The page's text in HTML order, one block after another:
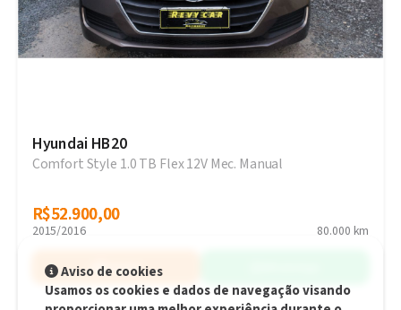
Hyundai HB20
Comfort Style 1.0 TB Flex 12V Mec. Manual
R$52.900,00
R$52.900,00
2015/2016 80.000 km
Simular
Aviso de cookies
Usamos os cookies e dados de navegação visando